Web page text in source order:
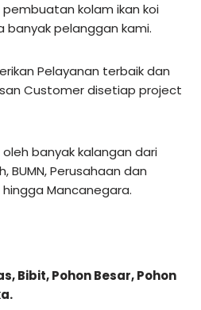
kolam ikan koi
banyak pelanggan kami.
Pelayanan terbaik dan
Customer disetiap project
banyak kalangan dari
BUMN, Perusahaan dan
Mancanegara.
Bibit, Pohon Besar, Pohon